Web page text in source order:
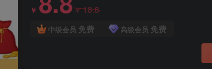
￥ ￥18.8
中级会员 免费 高级会员 免费